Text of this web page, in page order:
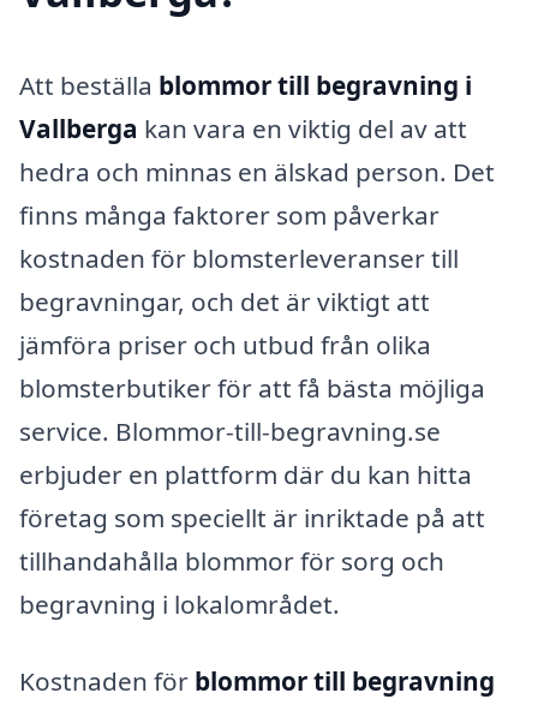
Att beställa blommor till begravning i
Vallberga kan vara en viktig del av att
hedra och minnas en älskad person. Det
finns många faktorer som påverkar
kostnaden för blomsterleveranser till
begravningar, och det är viktigt att
jämföra priser och utbud från olika
blomsterbutiker för att få bästa möjliga
service. Blommor-till-begravning.se
erbjuder en plattform där du kan hitta
företag som speciellt är inriktade på att
tillhandahålla blommor för sorg och
begravning i lokalområdet.
Kostnaden för blommor till begravning